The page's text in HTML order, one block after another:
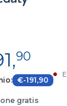
90
€-191,90
gratis